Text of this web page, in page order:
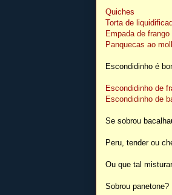
Quiches
Torta de
Empada de frango
Panquecas ao
Escondidinho é
Escondidinho de
Escondidinho de
Se sobrou
Peru, tender ou
Ou que tal
Sobrou panetone?